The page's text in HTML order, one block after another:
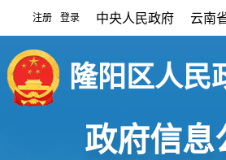
注册 登录 中央人民政府 云南
隆阳区人民
政府信息